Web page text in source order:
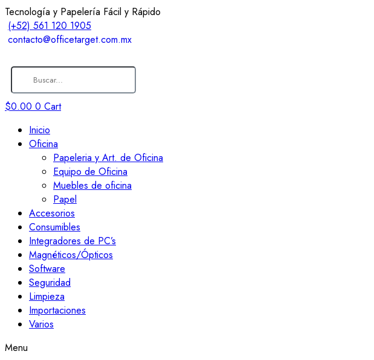
Tecnología y Papelería Fácil y Rápido
(+52) 561 120 1905
contacto@officetarget.com.mx
$0.00 0 Cart
Inicio
Oficina
Papeleria y Art. de Oficina
Equipo de Oficina
Muebles de oficina
Papel
Accesorios
Consumibles
Integradores de PC’s
Magnéticos/Ópticos
Software
Seguridad
Limpieza
Importaciones
Varios
Menu